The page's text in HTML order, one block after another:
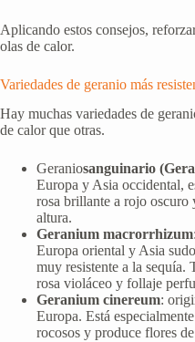
Aplicando estos consejos,
olas de calor.
Variedades de geranio más
Hay muchas variedades de
de calor que otras.
Geraniosanguinario
Europa y Asia occidental,
rosa brillante a rojo oscuro
altura.
Geranium macrorrhizum
Europa oriental y Asia
muy resistente a la sequía.
rosa violáceo y follaje
Geranium cinereum:
Europa. Está
rocosos y produce flores